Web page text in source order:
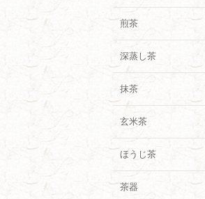
煎茶
深蒸し茶
抹茶
玄米茶
ほうじ茶
茶器